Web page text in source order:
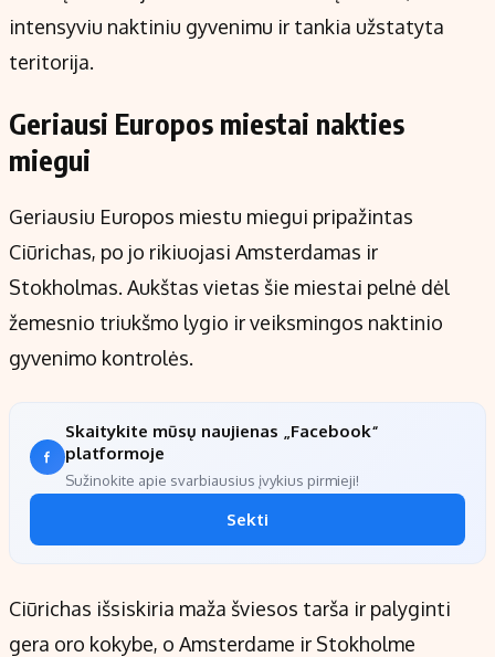
intensyviu naktiniu gyvenimu ir tankia užstatyta
teritorija.
Geriausi Europos miestai nakties
miegui
Geriausiu Europos miestu miegui pripažintas
Ciūrichas, po jo rikiuojasi Amsterdamas ir
Stokholmas. Aukštas vietas šie miestai pelnė dėl
žemesnio triukšmo lygio ir veiksmingos naktinio
gyvenimo kontrolės.
Skaitykite mūsų naujienas „Facebook“
platformoje
Sužinokite apie svarbiausius įvykius pirmieji!
Sekti
Ciūrichas išsiskiria maža šviesos tarša ir palyginti
gera oro kokybe, o Amsterdame ir Stokholme